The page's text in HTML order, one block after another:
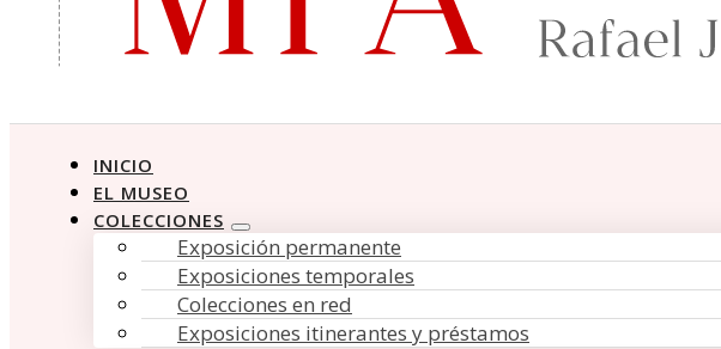
INICIO
EL MUSEO
COLECCIONES
Exposición permanente
Exposiciones temporales
Colecciones en red
Exposiciones itinerantes y préstamos